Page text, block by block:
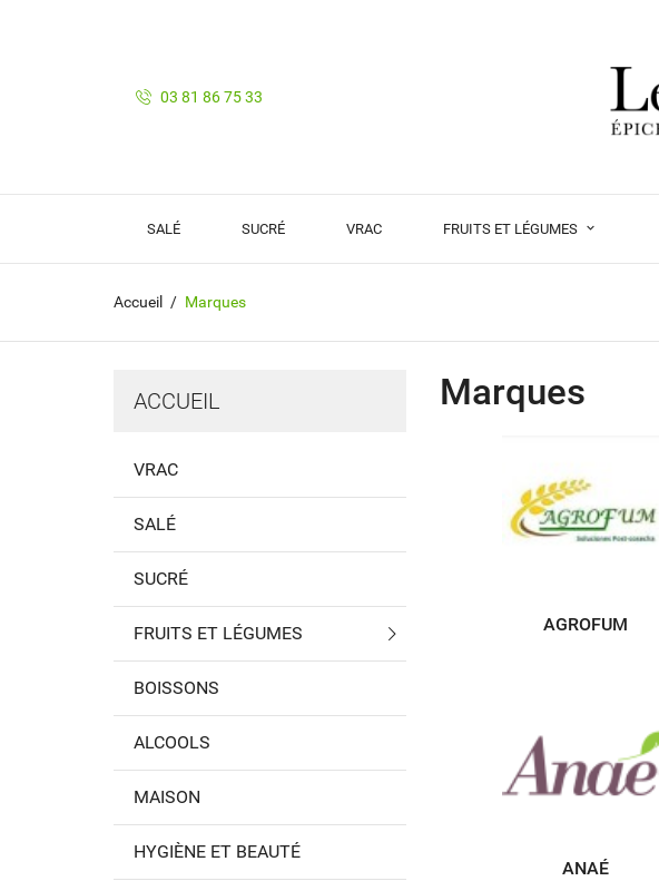
03 81 86 75 33
SALÉ SUCRÉ VRAC FRUITS ET LÉGUMES
Accueil Marques
ACCUEIL
VRAC
SALÉ
SUCRÉ
FRUITS ET LÉGUMES
BOISSONS
ALCOOLS
MAISON
HYGIÈNE ET BEAUTÉ
Marques
AGROFUM
ANAÉ